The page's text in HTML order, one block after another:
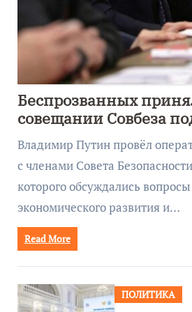
Беспрозванных
совещании Совбеза
руководством Путина
Владимир Путин провёл
с членами Совета
которого обсуждались
экономического развития и…
Read More
ПОЛИТИКА